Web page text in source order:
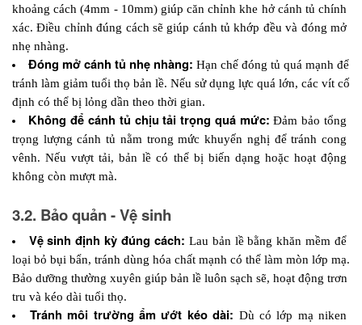
khoảng cách (4mm - 10mm) giúp căn chỉnh khe hở cánh tủ chính
xác. Điều chỉnh đúng cách sẽ giúp cánh tủ khớp đều và đóng mở
nhẹ nhàng.
Đóng mở cánh tủ nhẹ nhàng: Hạn chế đóng tủ quá mạnh để
tránh làm giảm tuổi thọ bản lề. Nếu sử dụng lực quá lớn, các vít cố
định có thể bị lỏng dần theo thời gian.
Không để cánh tủ chịu tải trọng quá mức: Đảm bảo tổng
trọng lượng cánh tủ nằm trong mức khuyến nghị để tránh cong
vênh. Nếu vượt tải, bản lề có thể bị biến dạng hoặc hoạt động
không còn mượt mà.
3.2. Bảo quản - Vệ sinh
Vệ sinh định kỳ đúng cách: Lau bản lề bằng khăn mềm để
loại bỏ bụi bẩn, tránh dùng hóa chất mạnh có thể làm mòn lớp mạ.
Bảo dưỡng thường xuyên giúp bản lề luôn sạch sẽ, hoạt động trơn
tru và kéo dài tuổi thọ.
Tránh môi trường ẩm ướt kéo dài: Dù có lớp mạ niken